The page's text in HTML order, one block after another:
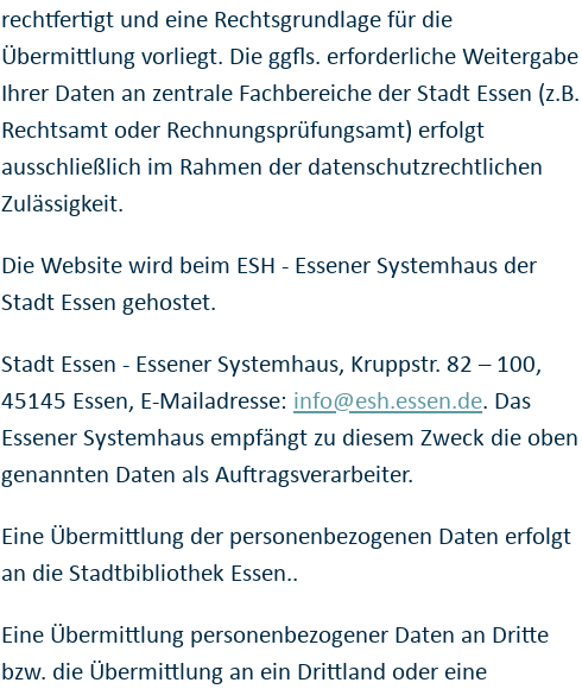
rechtfertigt und eine Rechtsgrundlage für die
Übermittlung vorliegt. Die ggfls. erforderliche Weitergabe
Ihrer Daten an zentrale Fachbereiche der Stadt Essen (z.B.
Rechtsamt oder Rechnungsprüfungsamt) erfolgt
ausschließlich im Rahmen der datenschutzrechtlichen
Zulässigkeit.
Die Website wird beim ESH - Essener Systemhaus der
Stadt Essen gehostet.
Stadt Essen - Essener Systemhaus, Kruppstr. 82 – 100,
45145 Essen, E-Mailadresse: info@esh.essen.de. Das
Essener Systemhaus empfängt zu diesem Zweck die oben
genannten Daten als Auftragsverarbeiter.
Eine Übermittlung der personenbezogenen Daten erfolgt
an die Stadtbibliothek Essen..
Eine Übermittlung personenbezogener Daten an Dritte
bzw. die Übermittlung an ein Drittland oder eine